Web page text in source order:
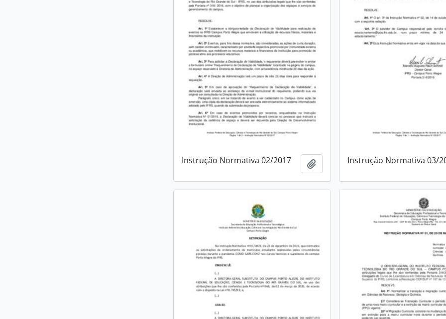
Instrução Normativa 02/2017 Add to clipboard
Instrução Normativa 03/